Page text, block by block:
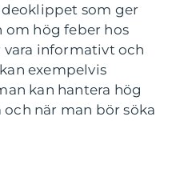
som ger
hög feber hos
informativt och
exempelvis
kan hantera hög
när man bör söka